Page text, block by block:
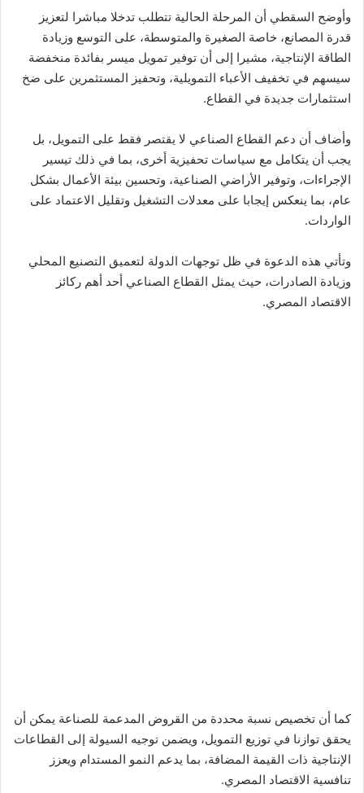
وأوضح السقطي أن المرحلة الحالية تتطلب تدخلا مباشرا لتعزيز
قدرة المصانع، خاصة الصغيرة والمتوسطة، على التوسع وزيادة
الطاقة الإنتاجية، مشيرا إلى أن توفير تمويل ميسر بفائدة منخفضة
سيسهم في تخفيف الأعباء التمويلية، وتحفيز المستثمرين على ضخ
استثمارات جديدة في القطاع.
وأضاف أن دعم القطاع الصناعي لا يقتصر فقط على التمويل، بل
يجب أن يتكامل مع سياسات تحفيزية أخرى، بما في ذلك تيسير
الإجراءات، وتوفير الأراضي الصناعية، وتحسين بيئة الأعمال بشكل
عام، بما ينعكس إيجابا على معدلات التشغيل وتقليل الاعتماد على
الواردات.
وتأتي هذه الدعوة في ظل توجهات الدولة لتعميق التصنيع المحلي
وزيادة الصادرات، حيث يمثل القطاع الصناعي أحد أهم ركائز
الاقتصاد المصري.
كما أن تخصيص نسبة محددة من القروض المدعمة للصناعة يمكن أن
يحقق توازنا في توزيع التمويل، ويضمن توجيه السيولة إلى القطاعات
الإنتاجية ذات القيمة المضافة، بما يدعم النمو المستدام ويعزز
تنافسية الاقتصاد المصري.